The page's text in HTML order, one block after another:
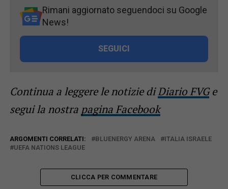
Rimani aggiornato seguendoci su Google
News!
SEGUICI
Continua a leggere le notizie diDiario FVGe
segui la nostra pagina Facebook
ARGOMENTI CORRELATI: BLUENERGY ARENA
ITALIA ISRAELE
UEFA NATIONS LEAGUE
CLICCA PER COMMENTARE